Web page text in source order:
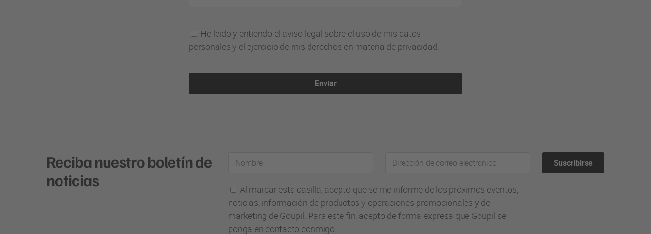
He leído y entiendo el aviso legal sobre el uso de mis datos
personales y el ejercicio de mis derechos en materia de privacidad.
Enviar
Reciba nuestro boletín de
noticias
Nombre
Dirección
correo
electrónico
Al marcar esta casilla, acepto que se me informe de los próximos eventos,
noticias, información de productos y operaciones promocionales y de
marketing de Goupil. Para este fin, acepto de forma expresa que Goupil se
ponga en contacto conmigo.
Suscribirse